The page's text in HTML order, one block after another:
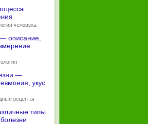
человека
описание,
—
укус
рецепты
типы